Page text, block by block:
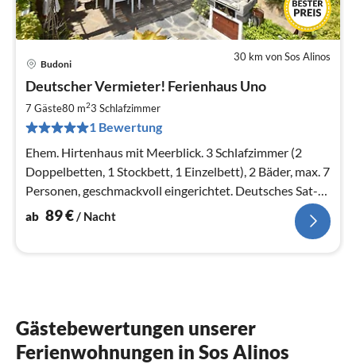
30 km von Sos Alinos
Budoni
Deutscher Vermieter! Ferienhaus Uno
7 Gäste80 m23 Schlafzimmer
1 Bewertung
Ehem. Hirtenhaus mit Meerblick. 3 Schlafzimmer (2
Doppelbetten, 1 Stockbett, 1 Einzelbett), 2 Bäder, max. 7
Personen, geschmackvoll eingerichtet. Deutsches Sat-
TV. Super!
ab 89€ / Nacht
Gästebewertungen unserer
Ferienwohnungen in Sos Alinos